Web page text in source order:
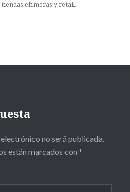
tiendas efímeras y retail.
no será publicada.
están marcados con *